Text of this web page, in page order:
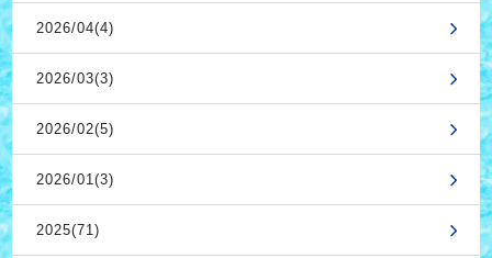
2026/04(4)
2026/03(3)
2026/02(5)
2026/01(3)
2025(71)